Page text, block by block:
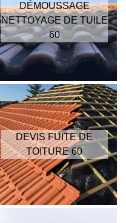
DÉMOUSSAGE
NETTOYAGE DE TUILE
60
DEVIS FUITE DE
TOITURE 60